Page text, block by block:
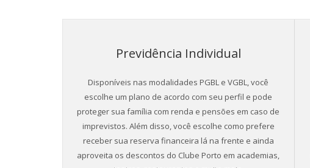
Previdência Individual
Disponíveis nas modalidades PGBL e VGBL, você
escolhe um plano de acordo com seu perfil e pode
proteger sua família com renda e pensões em caso de
imprevistos. Além disso, você escolhe como prefere
receber sua reserva financeira lá na frente e ainda
aproveita os descontos do Clube Porto em academias,